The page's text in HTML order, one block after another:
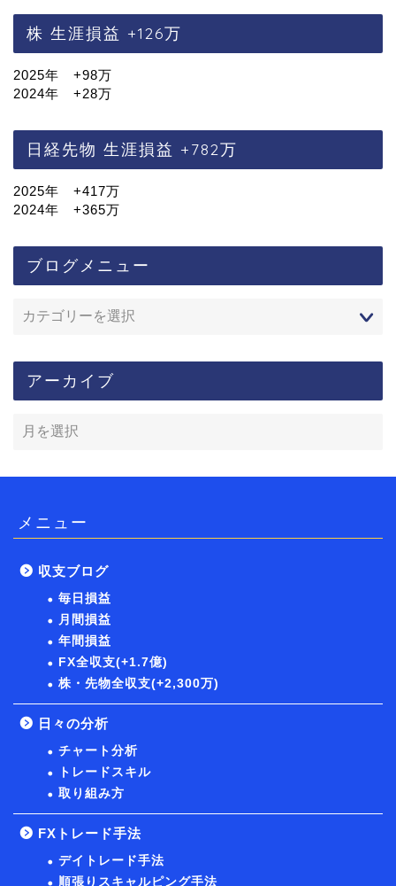
株 生涯損益 +126万
2025年 +98万
2024年 +28万
日経先物 生涯損益 +782万
2025年 +417万
2024年 +365万
ブログメニュー
アーカイブ
メニュー
収支ブログ
毎日損益
月間損益
年間損益
FX全収支(+1.7億)
株・先物全収支(+2,300万)
日々の分析
チャート分析
トレードスキル
取り組み方
FXトレード手法
デイトレード手法
順張りスキャルピング手法